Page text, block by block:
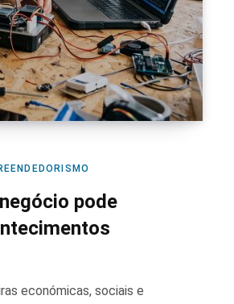
pode
económicas, sociais e